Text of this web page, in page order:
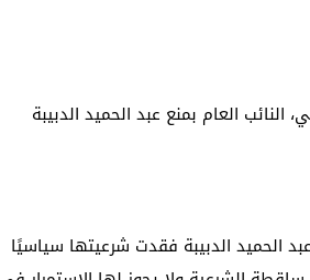
العام بمنع عبد الحميد الدبيبة
الحميد الدبيبة فقدت شرعيتها سياسيًا